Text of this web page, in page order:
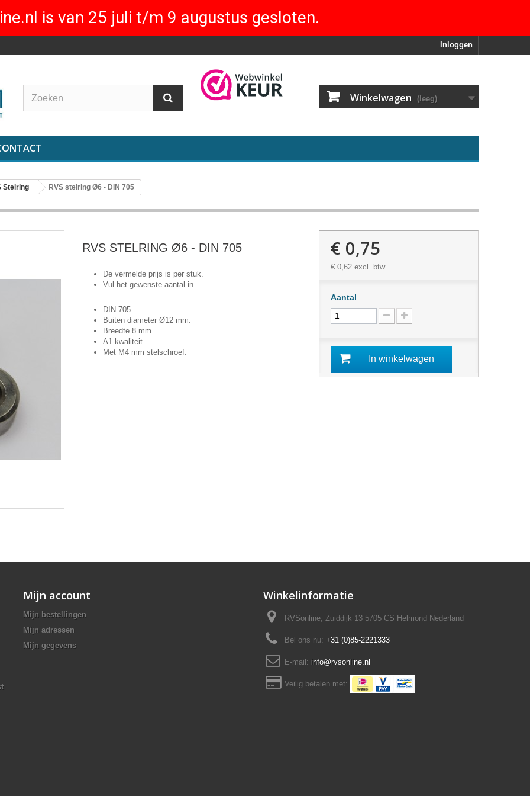
is van 25 juli t/m 9 augustus gesloten.
Inloggen
Winkelwagen (leeg)
Stelring RVS stelring Ø6 - DIN 705
RVS STELRING Ø6 - DIN 705
De vermelde prijs is per stuk.
Vul het gewenste aantal in.
DIN 705.
Buiten diameter Ø12 mm.
Breedte 8 mm.
A1 kwaliteit.
Met M4 mm stelschroef.
€ 0,75
€ 0,62 excl. btw
Aantal
In winkelwagen
Mijn account
Mijn bestellingen
Mijn adressen
Mijn gegevens
Winkelinformatie
RVSonline, Zuiddijk 13 5705 CS Helmond Nederland
Bel ons nu: +31 (0)85-2221333
E-mail: info@rvsonline.nl
Veilig betalen met: